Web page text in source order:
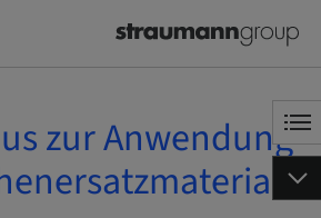
zur Anwendung